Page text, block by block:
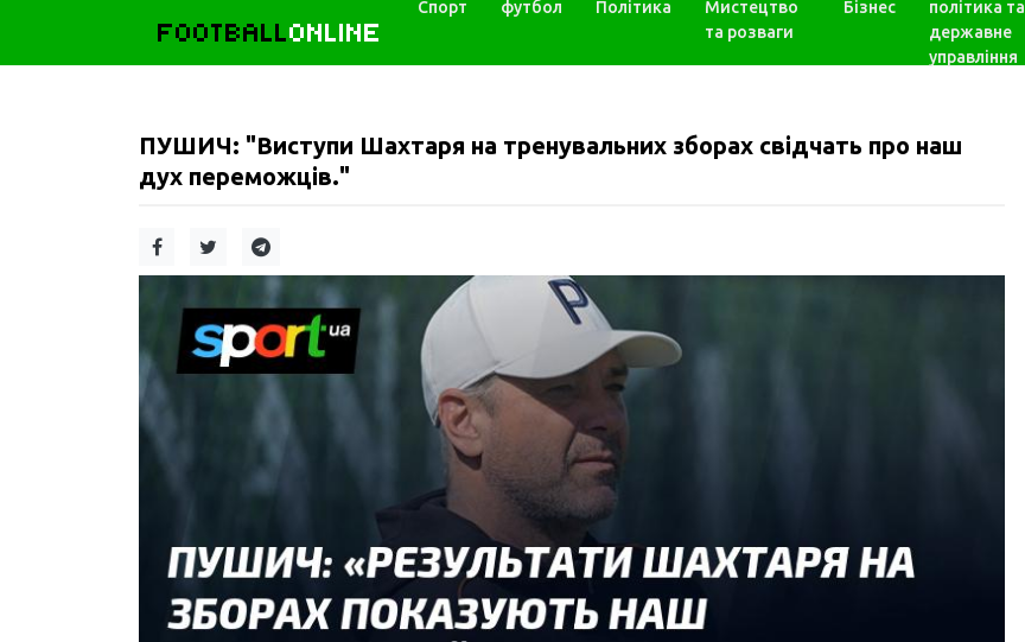
FOOTBALLONLINE
Спорт футбол Політика
Мистецтво
та розваги
Бізнес
політика та
державне
управління
ПУШИЧ: "Виступи Шахтаря на тренувальних зборах свідчать про наш
дух переможців."